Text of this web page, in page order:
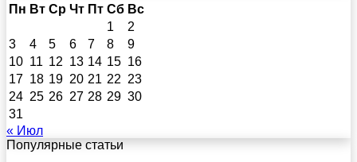
Пн Вт Ср Чт Пт Сб Вс
1
2
3
4 5 6 7 8
9
10 11 12 13 14 15 16
17 18 19 20 21 22 23
24 25 26 27 28 29 30
31
« Июл
Популярные статьи